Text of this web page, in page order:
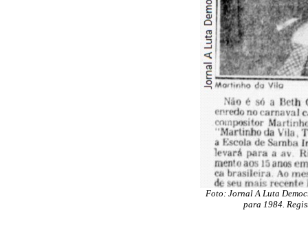
Foto: Jornal A Luta
para 1984.